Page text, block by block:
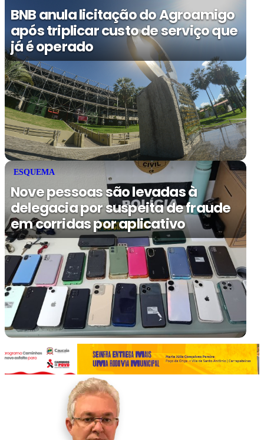
BNB anula licitação do Agroamigo
após triplicar custo de serviço que
já é operado
ESQUEMA
Nove pessoas são levadas à
delegacia por suspeita de fraude
em corridas por aplicativo